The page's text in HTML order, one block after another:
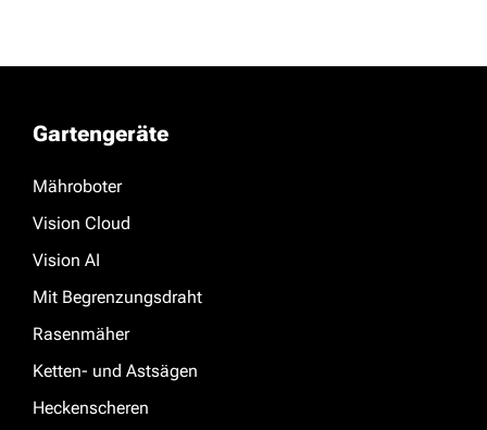
Gartengeräte
Mähroboter
Vision Cloud
Vision AI
Mit Begrenzungsdraht
Rasenmäher
Ketten- und Astsägen
Heckenscheren